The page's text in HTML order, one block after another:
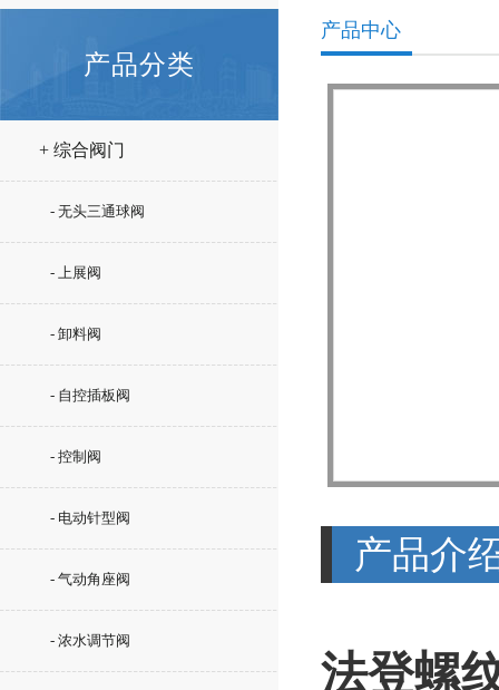
产品分类
+ 综合阀门
- 无头三通球阀
- 上展阀
- 卸料阀
- 自控插板阀
- 控制阀
- 电动针型阀
- 气动角座阀
- 浓水调节阀
产品中心
产品介
法登螺